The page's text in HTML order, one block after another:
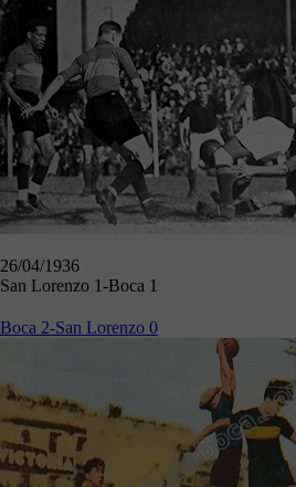
26/04/1936
San Lorenzo 1-Boca 1
Boca 2-San Lorenzo 0